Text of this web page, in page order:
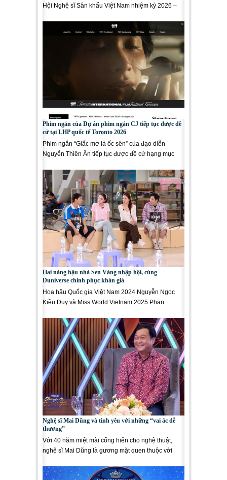
Hội Nghệ sĩ Sân khấu Việt Nam nhiệm kỳ 2026 –
Phim ngắn của Dự án phim ngắn CJ tiếp tục được đề
cử tại LHP quốc tế Toronto 2026
Phim ngắn “Giấc mơ là ốc sên” của đạo diễn
Nguyễn Thiên Ân tiếp tục được đề cử hạng mục
Hai nàng hậu nhà Sen Vàng nhập hội, cùng
Duniverse chinh phục khán giả
Hoa hậu Quốc gia Việt Nam 2024 Nguyễn Ngọc
Kiều Duy và Miss World Vietnam 2025 Phan
Nghệ sĩ Mai Dũng và tình yêu với những “vai ác dễ
thương”
Với 40 năm miệt mài cống hiến cho nghệ thuật,
nghệ sĩ Mai Dũng là gương mặt quen thuộc với